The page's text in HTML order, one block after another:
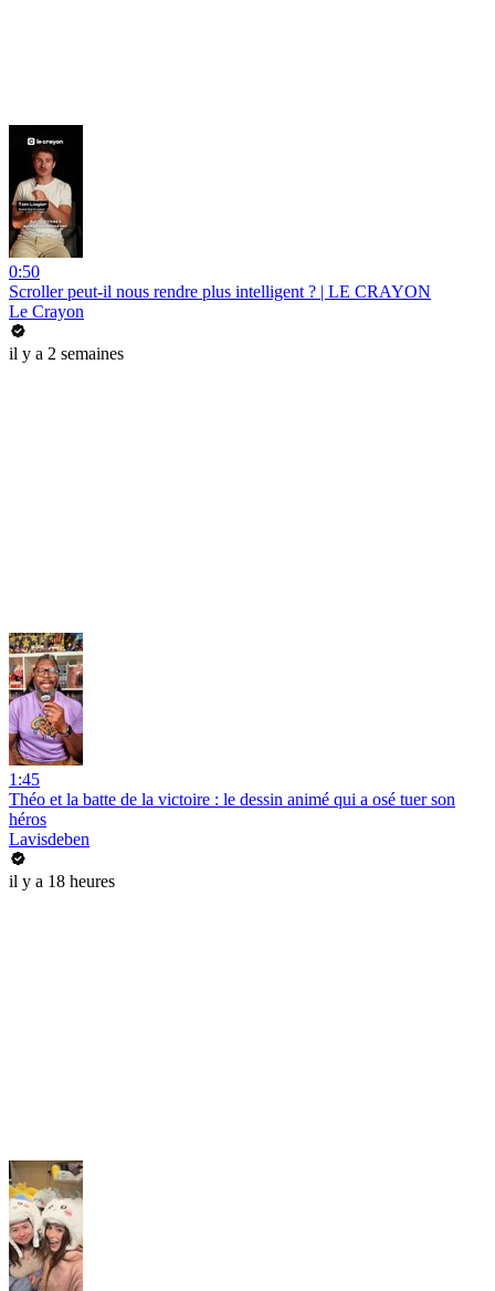
0:50
Scroller peut-il nous rendre plus intelligent ? | LE CRAYON
Le Crayon
il y a 2 semaines
1:45
Théo et la batte de la victoire : le dessin animé qui a osé tuer son
héros
Lavisdeben
il y a 18 heures